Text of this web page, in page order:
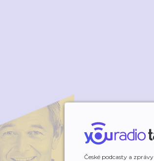
České podcasty a zprávy